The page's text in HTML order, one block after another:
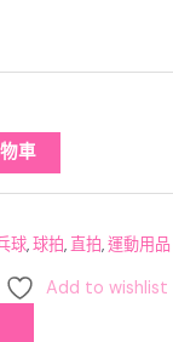
車
球,球拍, 直拍,運動用品
Add to wishlist